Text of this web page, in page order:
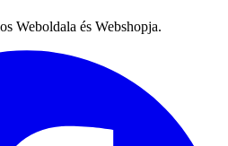
Weboldala és Webshopja.